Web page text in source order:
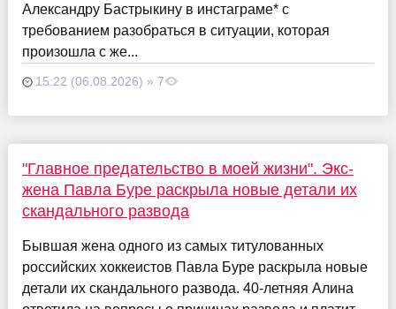
Александру Бастрыкину в инстаграме* с
требованием разобраться в ситуации, которая
произошла с же...
15:22 (06.08.2026) » 7
"Главное предательство в моей жизни". Экс-
жена Павла Буре раскрыла новые детали их
скандального развода
Бывшая жена одного из самых титулованных
российских хоккеистов Павла Буре раскрыла новые
детали их скандального развода. 40-летняя Алина